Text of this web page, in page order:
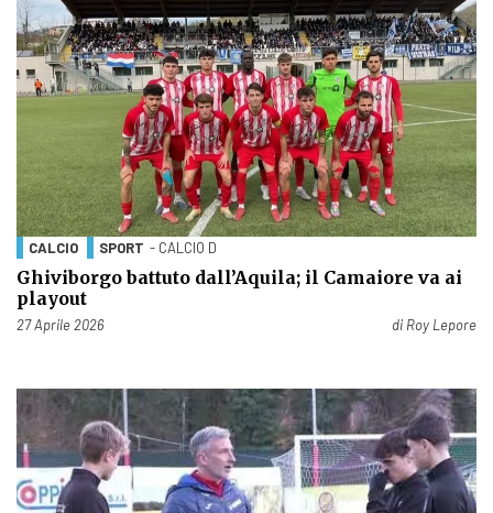
CALCIO SPORT - CALCIO D
Ghiviborgo battuto dall’Aquila; il Camaiore va ai
playout
Pubblicato il
27 Aprile 2026 di Roy Lepore